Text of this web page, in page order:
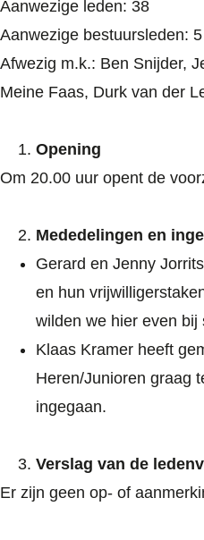
Aanwezige leden: 38
Aanwezige bestuursleden: 5
Afwezig m.k.: Ben Snijder,
Meine Faas, Durk van der
Opening
Om 20.00 uur opent de
Mededelingen en
Gerard en Jenny
en hun
wilden we hier even bij
Klaas Kramer heeft
Heren/Junioren graag
ingegaan.
Verslag van de
Er zijn geen op- of